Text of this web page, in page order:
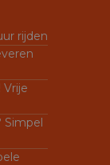
rijden
Vrije
Simpel